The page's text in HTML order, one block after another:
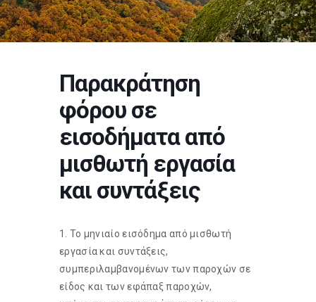
Παρακράτηση
φόρου σε
εισοδήματα από
μισθωτή εργασία
και συντάξεις
1. Το μηνιαίο εισόδημα από μισθωτή
εργασία και συντάξεις,
συμπεριλαμβανομένων των παροχών σε
είδος και των εφάπαξ παροχών,